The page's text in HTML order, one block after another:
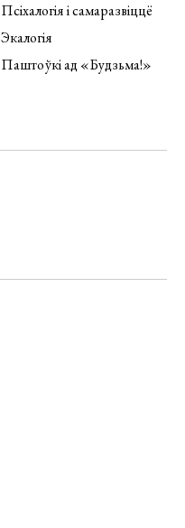
Псіхалогія і самаразвіццё
Экалогія
Паштоўкі ад «Будзьма!»